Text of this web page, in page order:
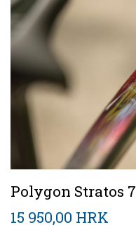
Polygon Stratos
15 950,00 HRK